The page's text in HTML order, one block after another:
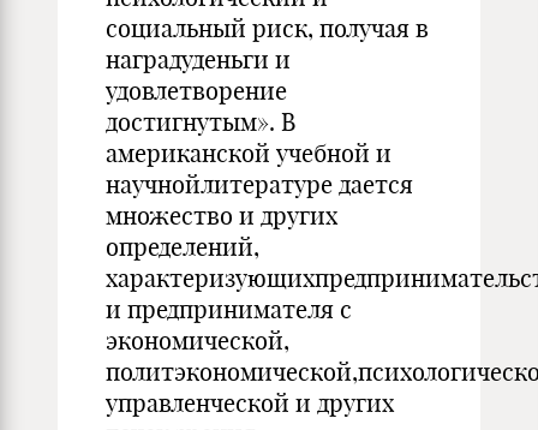
социальный риск, получая в
наградуденьги и
удовлетворение
достигнутым». В
американской учебной и
научнойлитературе дается
множество и других
определений,
и предпринимателя с
экономической,
управленческой и других